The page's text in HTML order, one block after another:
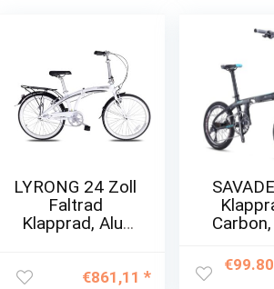
LYRONG 24 Zoll
Faltrad
Klapprad, Alu-
Klappfahrrad
€861,11
Carbon,
Carbon
mit
€